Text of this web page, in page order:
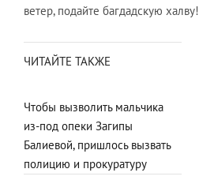
ветер, подайте багдадскую халву!
ЧИТАЙТЕ ТАКЖЕ
Чтобы вызволить мальчика
из-под опеки Загипы
Балиевой, пришлось вызвать
полицию и прокуратуру